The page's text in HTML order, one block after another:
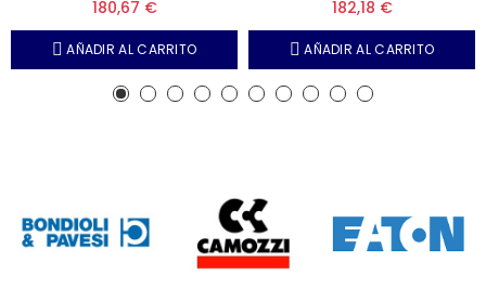
Salidas 1-2" BSP
180,67 €
AÑADIR AL CARRITO
Salidas 1-2" BSP
182,18 €
AÑADIR AL CARRITO